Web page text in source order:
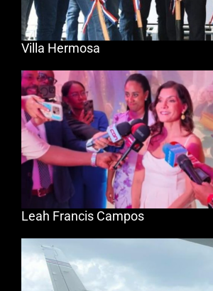
Villa Hermosa
Leah Francis Campos